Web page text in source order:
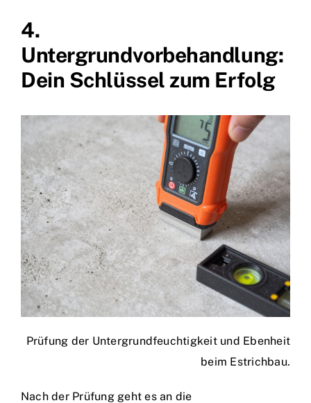
4.
Untergrundvorbehandlung:
Dein Schlüssel zum Erfolg
Prüfung der Untergrundfeuchtigkeit und Ebenheit
beim Estrichbau.
Nach der Prüfung geht es an die